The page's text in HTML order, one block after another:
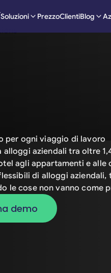
Soluzioni PrezzoClientiBlog
per ogni viaggio di lavoro
alloggi aziendali tra oltre
agli appartamenti e alle
di alloggi
le cose non vanno come
Richiedi una demo
demo